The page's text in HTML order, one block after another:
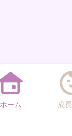
ホーム 成